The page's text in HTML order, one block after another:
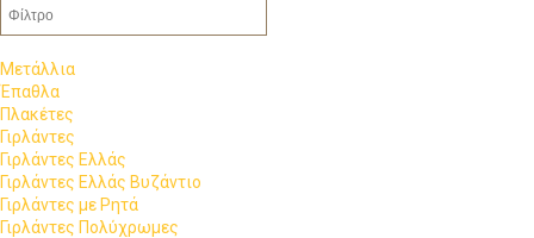
Μετάλλια
Έπαθλα
Πλακέτες
Γιρλάντες
Γιρλάντες Ελλάς
Γιρλάντες Ελλάς Βυζάντιο
Γιρλάντες με Ρητά
Γιρλάντες Πολύχρωμες